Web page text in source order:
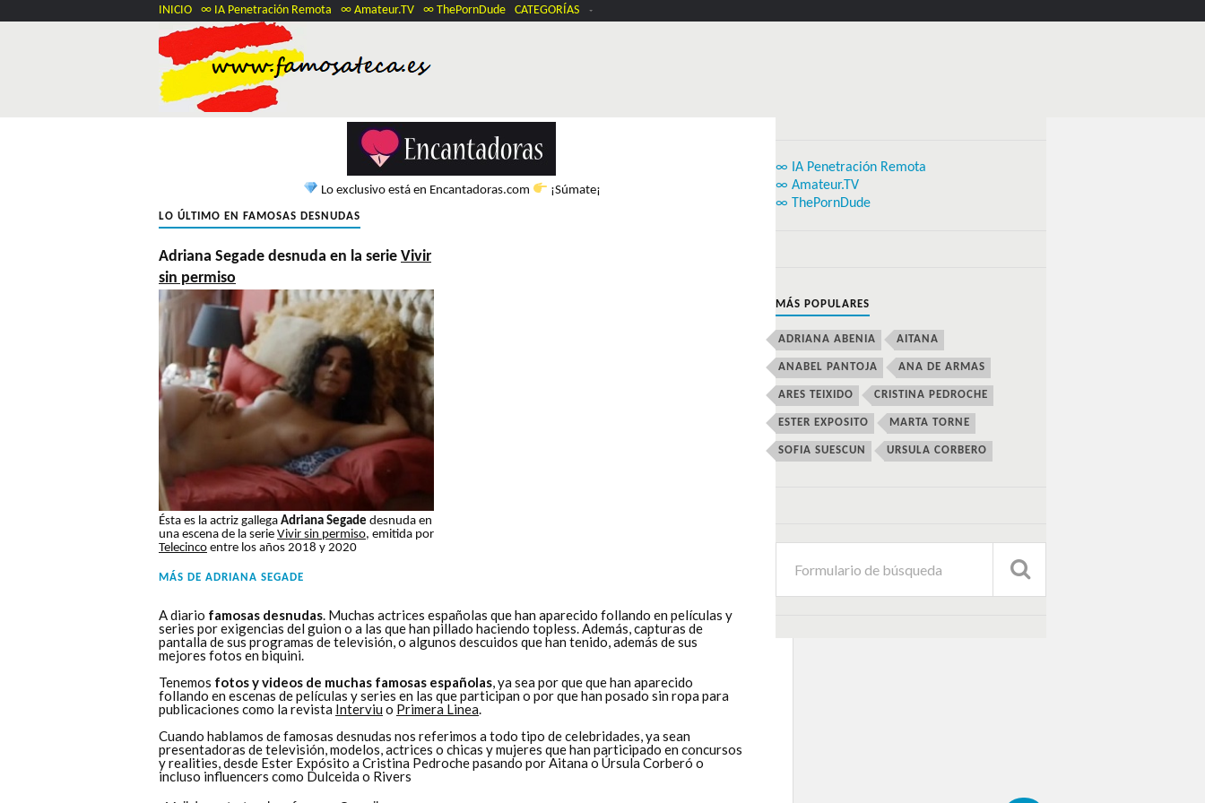
INICIO ∞ IA Penetración Remota ∞ Amateur.TV ∞ ThePornDude CATEGORÍAS
Lo exclusivo está en Encantadoras.com ¡Súmate¡
LO ÚLTIMO EN FAMOSAS DESNUDAS
Adriana Segade desnuda en la serie Vivir
sin permiso
Ésta es la actriz gallega Adriana Segade desnuda en
una escena de la serie Vivir sin permiso, emitida por
Telecinco entre los años 2018 y 2020
MÁS DE ADRIANA SEGADE
A diario famosas desnudas. Muchas actrices españolas que han aparecido follando en películas y
series por exigencias del guion o a las que han pillado haciendo topless. Además, capturas de
pantalla de sus programas de televisión, o algunos descuidos que han tenido, además de sus
mejores fotos en biquini.
Tenemos fotos y videos de muchas famosas españolas, ya sea por que que han aparecido
follando en escenas de películas y series en las que participan o por que han posado sin ropa para
publicaciones como la revista Interviu o Primera Linea.
Cuando hablamos de famosas desnudas nos referimos a todo tipo de celebridades, ya sean
presentadoras de televisión, modelos, actrices o chicas y mujeres que han participado en concursos
y realities, desde Ester Expósito a Cristina Pedroche pasando por Aitana o Úrsula Corberó o
incluso influencers como Dulceida o Rivers
∞ IA Penetración Remota
∞ Amateur.TV
∞ ThePornDude
MÁS POPULARES
ADRIANA ABENIA AITANA
ANABEL PANTOJA ANA DE ARMAS
ARES TEIXIDO CRISTINA PEDROCHE
ESTER EXPOSITO MARTA TORNE
SOFIA SUESCUN URSULA CORBERO